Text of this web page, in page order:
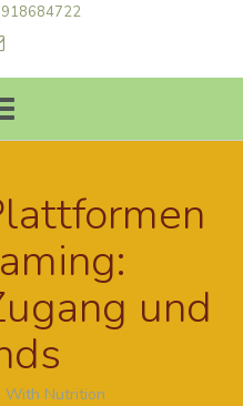
und
With Nutrition